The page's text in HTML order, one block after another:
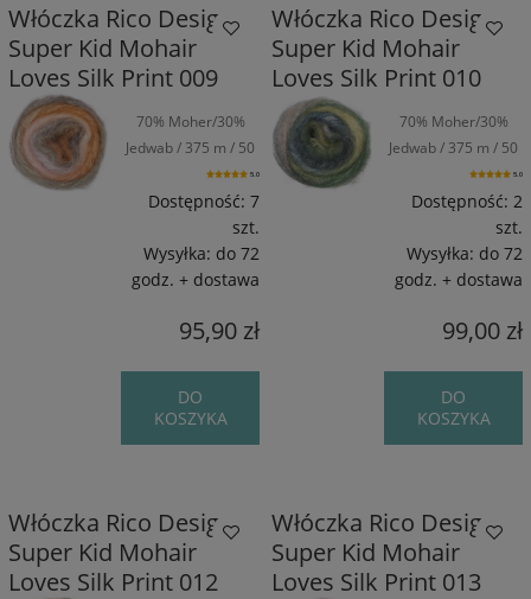
Włóczka Rico Design
Super Kid Mohair
Loves Silk Print 009
70% Moher/30%
Jedwab / 375 m / 50
5.0
Dostępność: 7
szt.
Wysyłka: do 72
godz. + dostawa
95,90 zł
DO
KOSZYKA
Włóczka Rico Design
Super Kid Mohair
Loves Silk Print 010
70% Moher/30%
Jedwab / 375 m / 50
5.0
Dostępność: 2
szt.
Wysyłka: do 72
godz. + dostawa
99,00 zł
DO
KOSZYKA
Włóczka Rico Design
Super Kid Mohair
Loves Silk Print 012
Włóczka Rico Design
Super Kid Mohair
Loves Silk Print 013